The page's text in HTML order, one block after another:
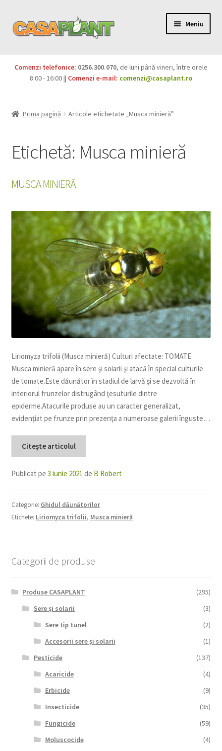
Meniu
Pesticide
Produse BIO
Igienă publică
Casa și grădina
Extinde
meniul
copil
Sere și solarii
Extinde
meniul
copil
Comenzi telefonice: 0256.300.070, de luni până vineri, între orele
8:00 - 16:00 || Comenzi e-mail: comenzi@casaplant.ro
Prima pagină Articole etichetate „Musca minieră”
Etichetă: Musca minieră
MUSCA MINIERĂ
Liriomyza trifolii (Musca minieră) Culturi afectate: TOMATE
Musca minieră apare în sere şi solarii şi atacă în special culturile
de tomate.Este dăunător în stadiul de larvă şi se dezvoltă în
interiorul frunzelor distrugând ţesuturile dintre
epiderme.Atacurile produse au un caracter generalizat,
evidenţiat pe frunze prin prezenţa a numeroase galerii înguste…
Citește articolul
Publicat pe 3 iunie 2021 de B Robert
Categorie: Ghidul dăunătorilor
Etichete: Liriomyza trifolii, Musca minieră
Categorii de produse
Produse CASAPLANT
(295)
Sere și solarii
(3)
Sere tip tunel
(2)
Accesorii sere și solarii
(1)
Pesticide
(137)
Acaricide
(4)
Erbicide
(9)
Insecticide
(35)
Fungicide
(59)
Moluscocide
(4)